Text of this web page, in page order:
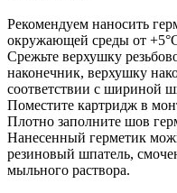
Рекомендуем наносить
окружающей среды от
Срежьте верхушку
наконечник, верхушку
соответствии с шириной
Поместите картридж в
Плотно заполните шов
Нанесенный герметик
резиновый шпатель,
мыльного раствора.